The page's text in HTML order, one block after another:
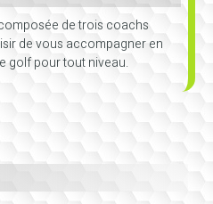
de trois coachs
de vous accompagner en
golf pour tout niveau.